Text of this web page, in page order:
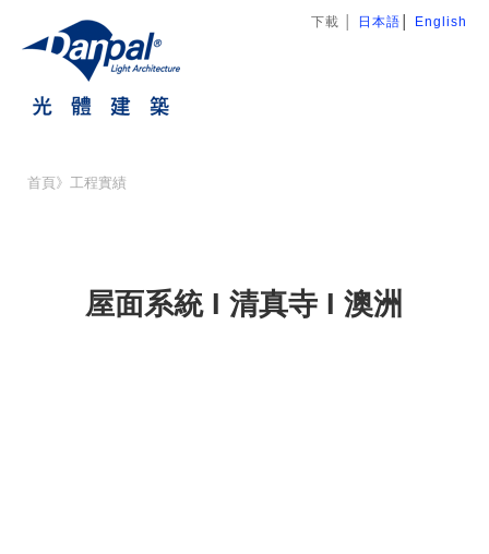
下載 日本語 English
首頁》 工程實績
屋面系統 I 清真寺 I 澳洲